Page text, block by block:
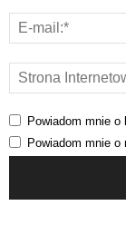
Powiadom mnie
Powiadom mnie